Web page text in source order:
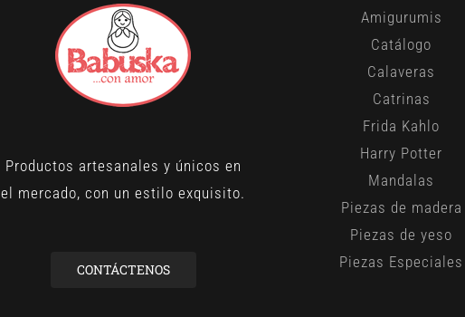
Productos artesanales y únicos en
el mercado, con un estilo exquisito.
CONTÁCTENOS
Amigurumis
Catálogo
Calaveras
Catrinas
Frida Kahlo
Harry Potter
Mandalas
Piezas de madera
Piezas de yeso
Piezas Especiales